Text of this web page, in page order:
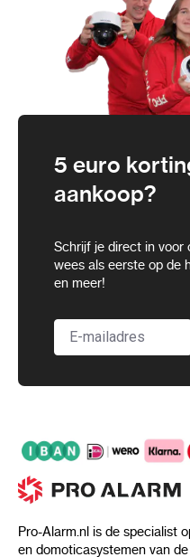
5 euro
aankoop?
Schrijf je direct in voor
wees als eerste op de
en meer!
Pro-Alarm.nl is de specialist
en domoticasystemen van